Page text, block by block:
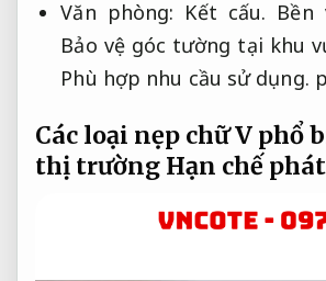
Văn phòng: Kết cấu. Bền
Bảo vệ góc tường tại khu
Phù hợp nhu cầu sử dụng.
Các loại nẹp chữ V phổ
thị trường Hạn chế